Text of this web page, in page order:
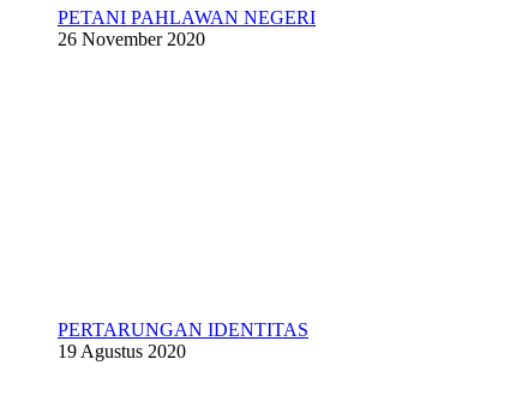
PETANI PAHLAWAN NEGERI
26 November 2020
PERTARUNGAN IDENTITAS
19 Agustus 2020